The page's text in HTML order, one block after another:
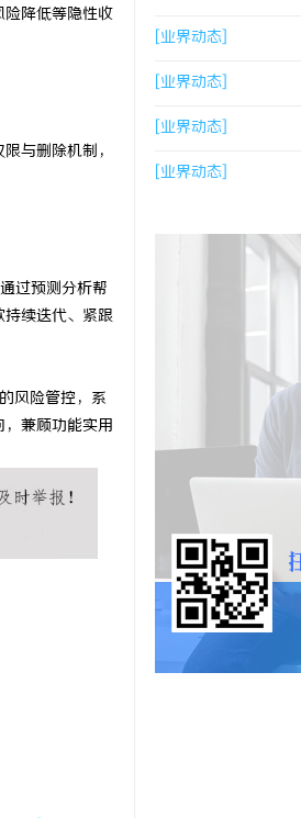
险降低等隐性收
与删除机制，
过预测分析帮
持续迭代、紧跟
风险管控，系
兼顾功能实用
[业界动态]
[业界动态]
[业界动态]
[业界动态]